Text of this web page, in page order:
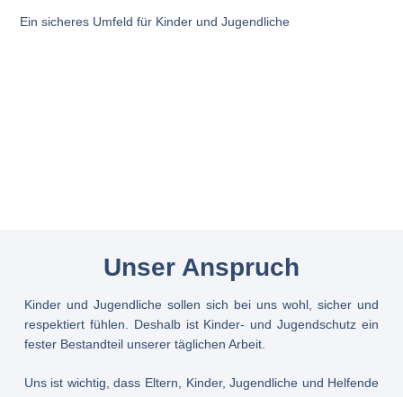
Ein sicheres Umfeld für Kinder und Jugendliche
Unser Anspruch
Kinder und Jugendliche sollen sich bei uns wohl, sicher und
respektiert fühlen. Deshalb ist Kinder- und Jugendschutz ein
fester Bestandteil unserer täglichen Arbeit.
Uns ist wichtig, dass Eltern, Kinder, Jugendliche und Helfende